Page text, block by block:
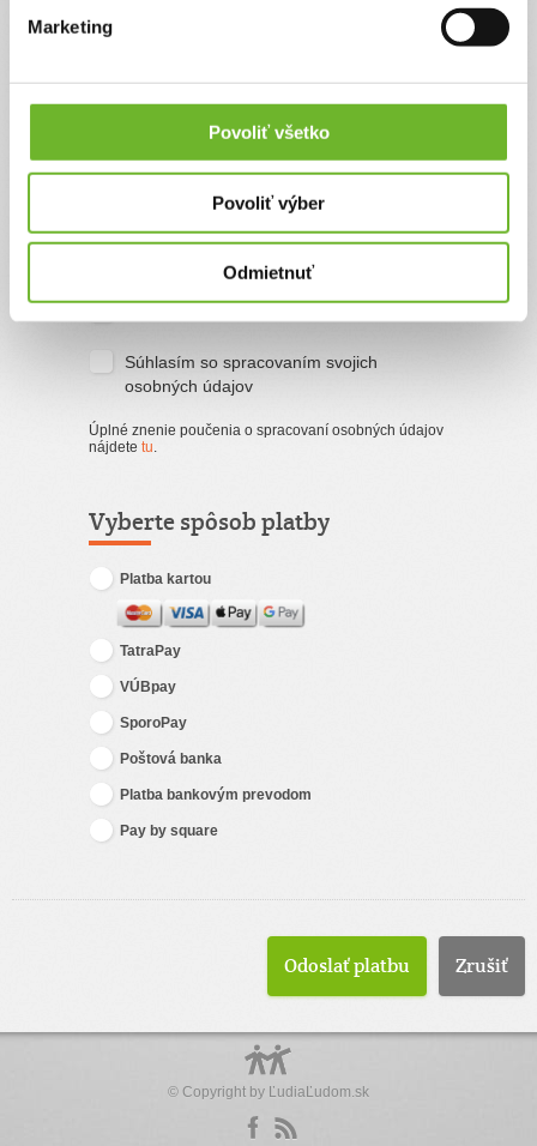
Marketing
Povoliť všetko
Povoliť výber
Odmietnuť
Súhlasím spodmienkami a pravidlami
portálu ĽudiaĽuďom.sk
Súhlasím so spracovaním svojich
osobných údajov
Úplné znenie poučenia o spracovaní osobných údajov
nájdete tu.
Vyberte spôsob platby
Platba kartou
TatraPay
VÚBpay
SporoPay
Poštová banka
Platba bankovým prevodom
Pay by square
Zrušiť
© Copyright by ĽudiaĽudom.sk